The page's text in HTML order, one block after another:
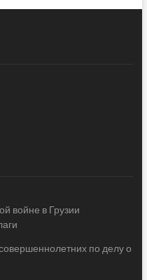
войне в Грузии
по делу о